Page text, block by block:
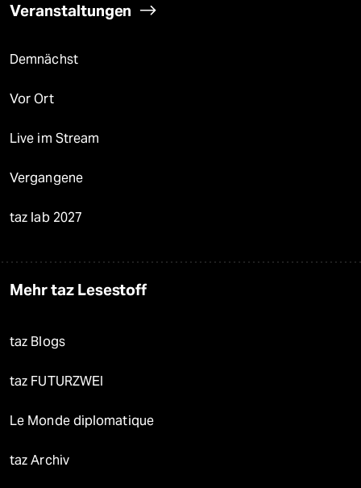
Veranstaltungen
Demnächst
Vor Ort
Live im Stream
Vergangene
taz lab 2027
Mehr taz Lesestoff
taz Blogs
taz FUTURZWEI
Le Monde diplomatique
taz Archiv